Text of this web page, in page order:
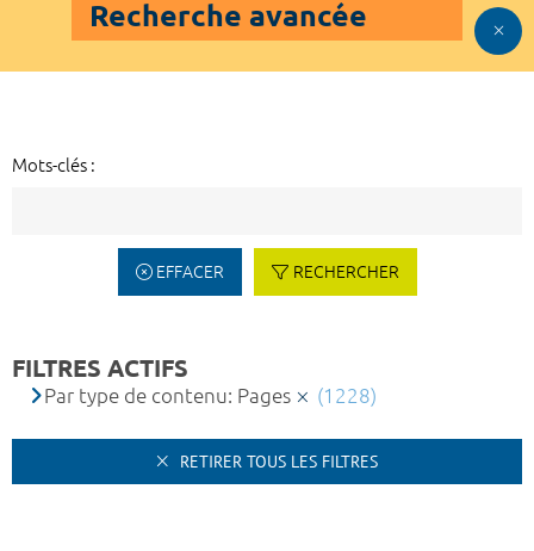
Recherche avancée
Mots-clés :
EFFACER RECHERCHER
FILTRES ACTIFS
Par type de contenu: Pages (1228)
RETIRER TOUS LES FILTRES